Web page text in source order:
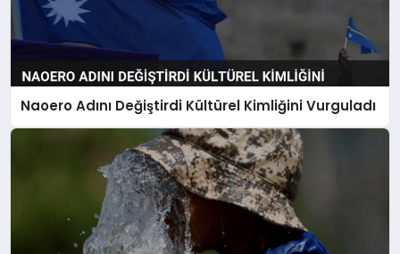
Naoero Adını Değiştirdi Kültürel Kimliğini Vurguladı